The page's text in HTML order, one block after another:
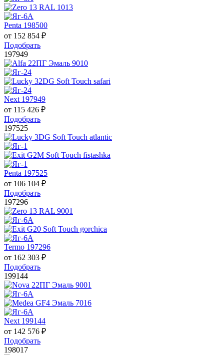
Penta 198500
от 152 854 ₽
Подобрать
197949
Next 197949
от 115 426 ₽
Подобрать
197525
Penta 197525
от 106 104 ₽
Подобрать
197296
Termo 197296
от 162 303 ₽
Подобрать
199144
Next 199144
от 142 576 ₽
Подобрать
198017